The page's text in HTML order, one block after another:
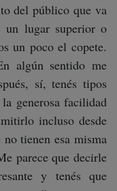
del público que va
un lugar superior o
un poco el copete.
algún sentido me
sí, tenés tipos
generosa facilidad
incluso desde
tienen esa misma
parece que decirle
y tenés que